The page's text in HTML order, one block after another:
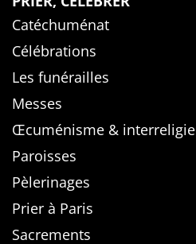
Catéchuménat
Célébrations
Les funérailles
Messes
Œcuménisme &
Paroisses
Pèlerinages
Prier à Paris
Sacrements